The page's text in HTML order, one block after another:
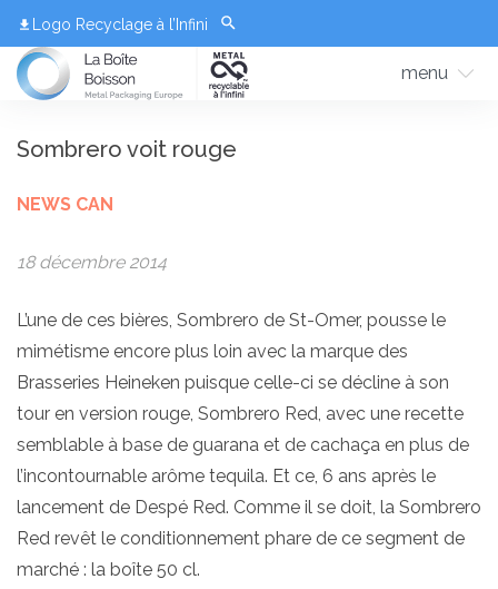
Logo Recyclage à l’Infini
menu
Sombrero voit rouge
NEWS CAN
18 décembre 2014
L’une de ces bières, Sombrero de St-Omer, pousse le
mimétisme encore plus loin avec la marque des
Brasseries Heineken puisque celle-ci se décline à son
tour en version rouge, Sombrero Red, avec une recette
semblable à base de guarana et de cachaça en plus de
l’incontournable arôme tequila. Et ce, 6 ans après le
lancement de Despé Red. Comme il se doit, la Sombrero
Red revêt le conditionnement phare de ce segment de
marché : la boîte 50 cl.